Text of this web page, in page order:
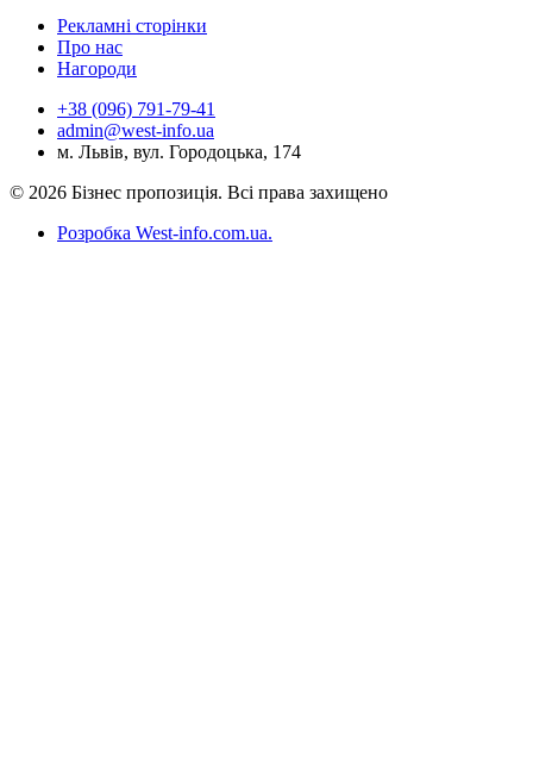
Рекламні сторінки
Про нас
Нагороди
+38 (096) 791-79-41
admin@west-info.ua
м. Львів, вул. Городоцька, 174
© 2026 Бізнес пропозиція. Всі права захищено
Розробка West-info.com.ua.